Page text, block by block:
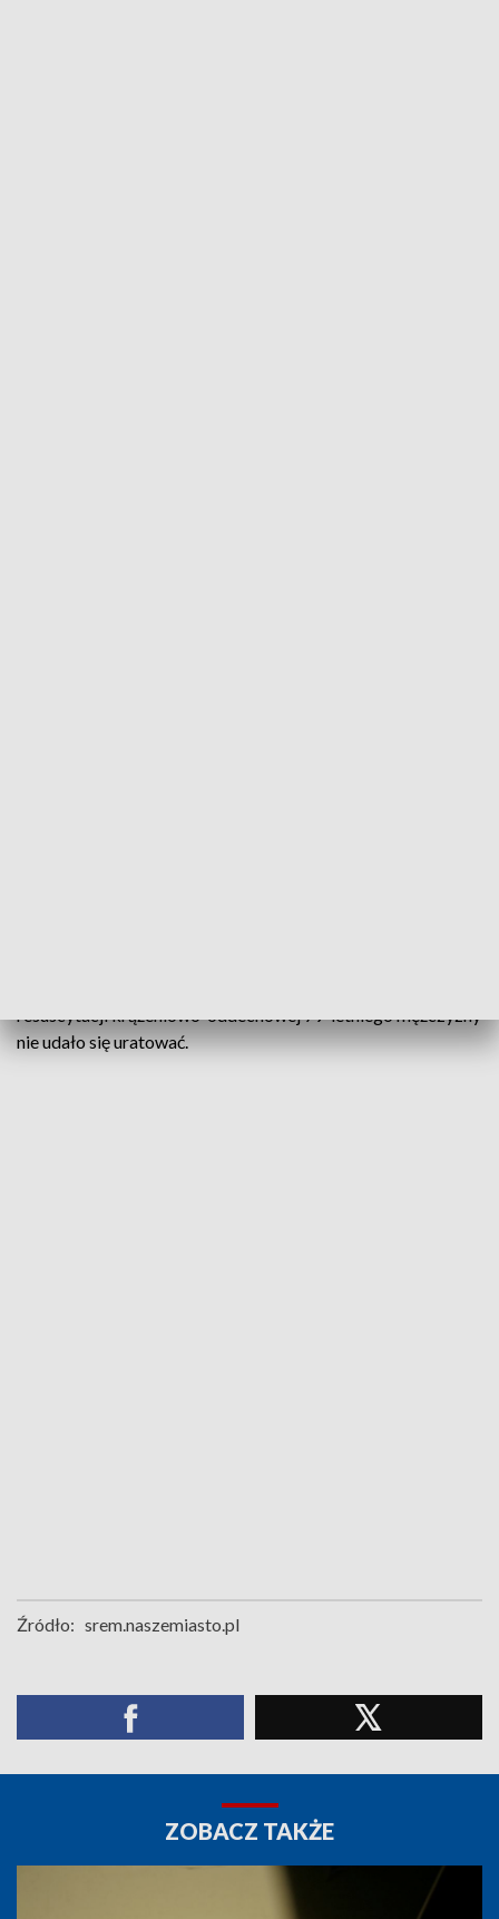
resuscytacji krążeniowo-oddechowej 79-letniego mężczyzny
nie udało się uratować.
Źródło: srem.naszemiasto.pl
ZOBACZ TAKŻE